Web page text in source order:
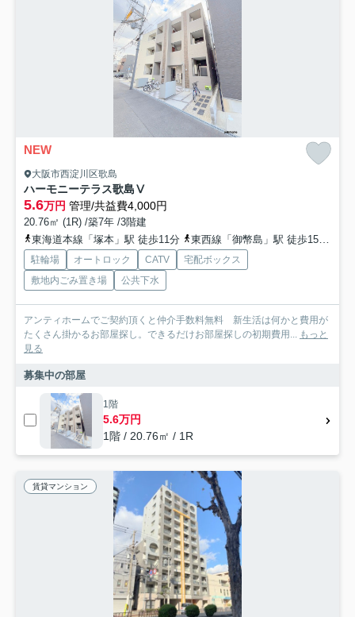
NEW
大阪市西淀川区歌島
ハーモニーテラス歌島Ⅴ
5.6万円 管理/共益費4,000円
20.76㎡ (1R) /築7年 /3階建
東海道本線「塚本」駅 徒歩11分
東西線「御幣島」駅 徒歩15分
駐輪場 オートロック CATV
宅配ボックス
敷地内ごみ置き場
公共下水
アンティホームでご契約頂くと仲介手数料無料 新生活は何かと費用が
たくさん掛かるお部屋探し。できるだけお部屋探しの初期費用... もっと
見る
募集中の部屋
1階
5.6万円
1階 / 20.76㎡ / 1R
賃貸マンション